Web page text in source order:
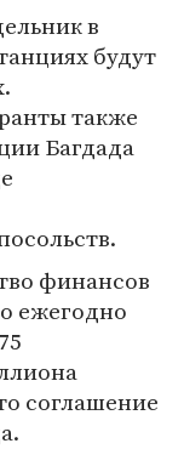
в
будут
также
Багдада
финансов
ежегодно
соглашение